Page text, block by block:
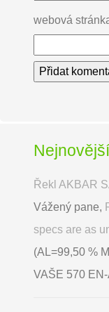
webová
Řekl AKBAR
Vážený pane,
specs are as
(AL=99,50 %
VAŠE 570